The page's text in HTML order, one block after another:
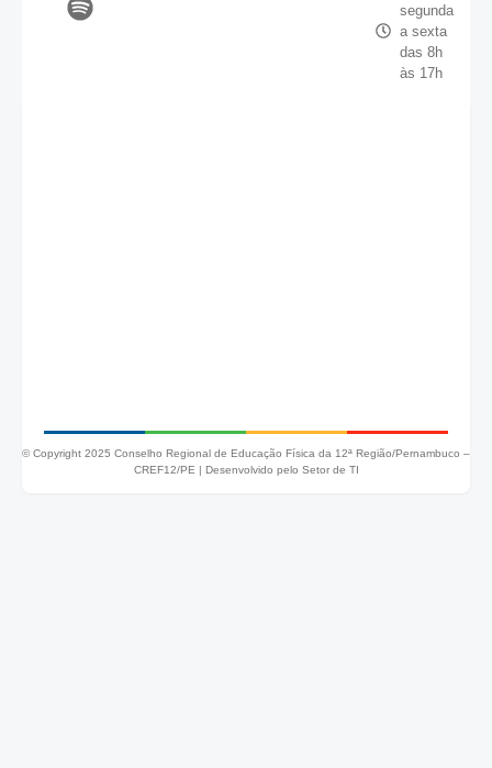
segunda
a sexta
das 8h
às 17h
© Copyright 2025 Conselho Regional de Educação Física da 12ª Região/Pernambuco –
CREF12/PE | Desenvolvido pelo Setor de TI